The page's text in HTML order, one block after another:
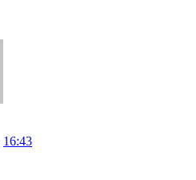
16:43